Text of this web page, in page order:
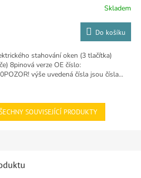
Skladem
Do košíku
stahování oken (3 tlačítka)
8pinová verze OE číslo:
výše uvedená čísla jsou čísla...
SOUVISEJÍCÍ PRODUKTY